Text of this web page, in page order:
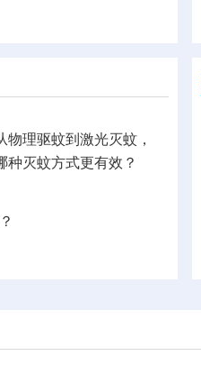
物理驱蚊到激光灭蚊，
种灭蚊方式更有效？